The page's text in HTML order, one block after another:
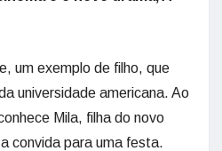
um exemplo de filho, que
universidade americana. Ao
Mila, filha do novo
convida para uma festa.